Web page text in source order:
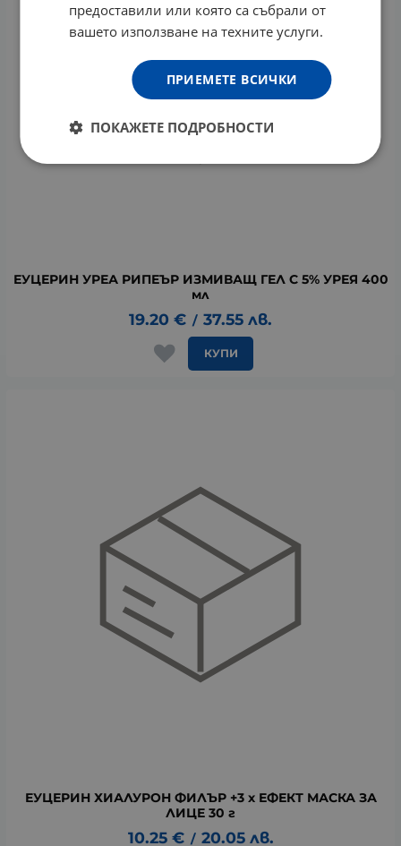
ЕУЦЕРИН УРЕА РИПЕЪР ИЗМИВАЩ ГЕЛ С 5% УРЕЯ 400
мл
19.20 € / 37.55 лв.
КУПИ
ЕУЦЕРИН ХИАЛУРОН ФИЛЪР +3 х ЕФЕКТ МАСКА ЗА
ЛИЦЕ 30 г
10.25 € / 20.05 лв.
предоставили или която са събрали от
вашето използване на техните услуги.
ПРИЕМЕТЕ ВСИЧКИ
ПОКАЖЕТЕ ПОДРОБНОСТИ